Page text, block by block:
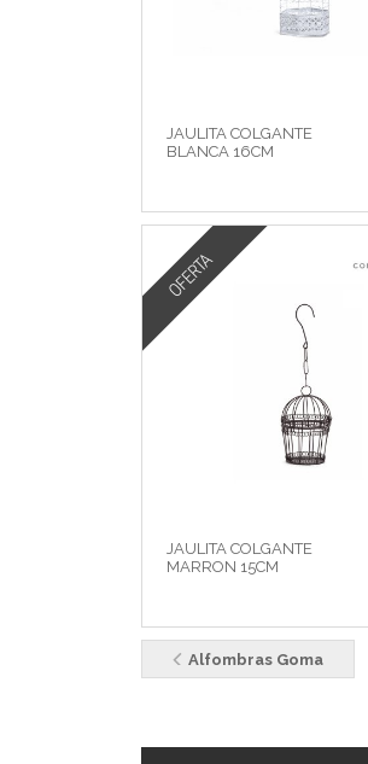
JAULITA COLGANTE
BLANCA 16CM
OFERTA
JAULITA COLGANTE
MARRON 15CM
Alfombras Goma